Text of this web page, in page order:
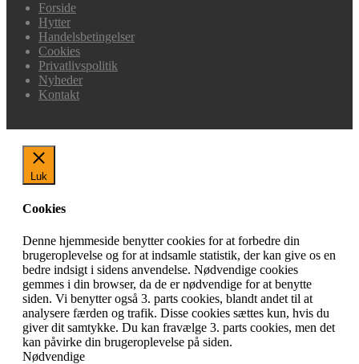
Forside
Hytter
Handelsbetingelser
Cookies
Privatlivspolitik
Nyheder
Kontakt
Luk
Cookies
Denne hjemmeside benytter cookies for at forbedre din
brugeroplevelse og for at indsamle statistik, der kan give os en
bedre indsigt i sidens anvendelse. Nødvendige cookies
gemmes i din browser, da de er nødvendige for at benytte
siden. Vi benytter også 3. parts cookies, blandt andet til at
analysere færden og trafik. Disse cookies sættes kun, hvis du
giver dit samtykke. Du kan fravælge 3. parts cookies, men det
kan påvirke din brugeroplevelse på siden.
Nødvendige